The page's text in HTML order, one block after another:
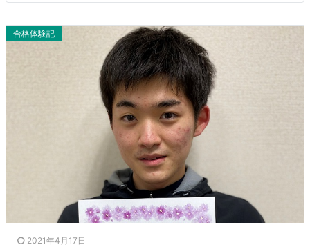
合格体験記
2021年4月17日